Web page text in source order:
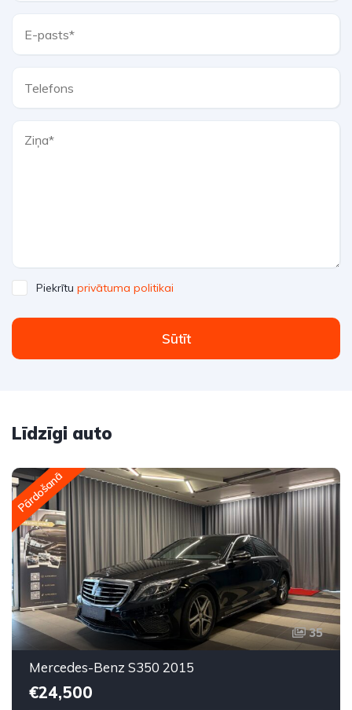
Piekrītu privātuma politikai
Sūtīt
Līdzīgi auto
Pārdošanā
35
Mercedes-Benz S350 2015
€24,500